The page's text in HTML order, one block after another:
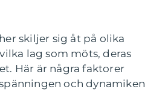
skiljer sig åt på olika
lag som möts, deras
Här är några faktorer
och dynamiken